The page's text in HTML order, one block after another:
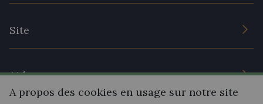
Site
Prix réduits
Aide
A propos des cookies en usage sur notre site